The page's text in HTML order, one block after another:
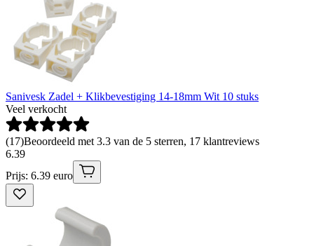
Sanivesk Zadel + Klikbevestiging 14-18mm Wit 10 stuks
Veel verkocht
(17)Beoordeeld met 3.3 van de 5 sterren, 17 klantreviews
6.39
Prijs: 6.39 euro